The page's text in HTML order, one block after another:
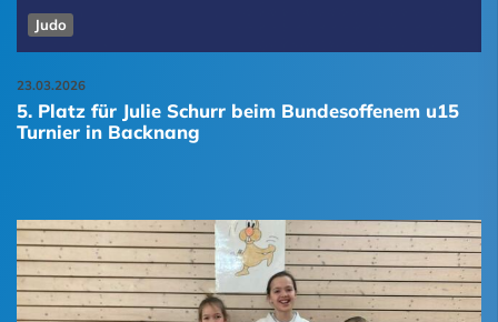
Judo
23.03.2026
5. Platz für Julie Schurr beim Bundesoffenem u15
Turnier in Backnang